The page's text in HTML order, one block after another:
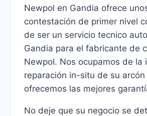
Newpol en Gandia ofrece
contestación de primer nivel
de ser un servicio tecnico
Gandia para el fabricante de
Newpol. Nos ocupamos de la
reparación in-situ de su
ofrecemos las mejores
No deje que su negocio se